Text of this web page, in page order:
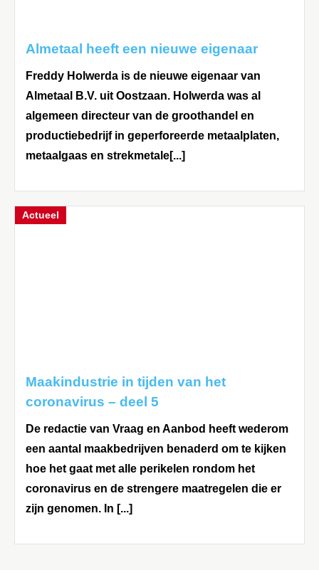
Almetaal heeft een nieuwe eigenaar
Freddy Holwerda is de nieuwe eigenaar van
Almetaal B.V. uit Oostzaan. Holwerda was al
algemeen directeur van de groothandel en
productiebedrijf in geperforeerde metaalplaten,
metaalgaas en strekmetale[...]
Actueel
Maakindustrie in tijden van het
coronavirus – deel 5
De redactie van Vraag en Aanbod heeft wederom
een aantal maakbedrijven benaderd om te kijken
hoe het gaat met alle perikelen rondom het
coronavirus en de strengere maatregelen die er
zijn genomen. In [...]